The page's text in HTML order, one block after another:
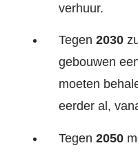
verhuur.
Tegen 2030
gebouwen
moeten
eerder al,
Tegen 2050